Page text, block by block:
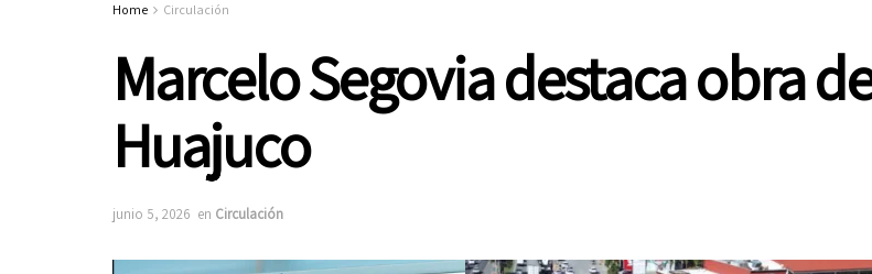
Home Circulación
Marcelo Segovia destaca obra
Huajuco
junio 5, 2026 en Circulación